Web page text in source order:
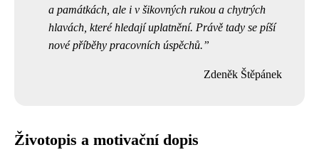
a památkách, ale i v šikovných rukou a chytrých
hlavách, které hledají uplatnění. Právě tady se píší
nové příběhy pracovních úspěchů.
Zdeněk Štěpánek
Životopis a motivační dopis